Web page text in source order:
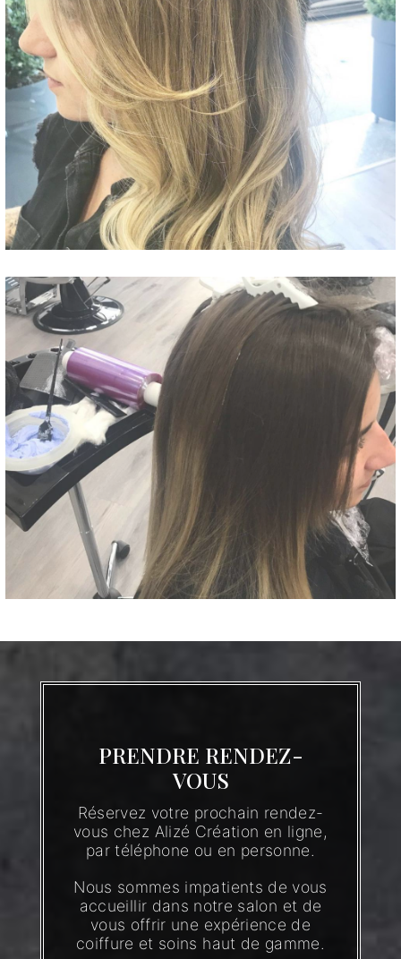
PRENDRE RENDEZ-
VOUS
Réservez votre prochain rendez-
vous chez Alizé Création en ligne,
par téléphone ou en personne.
Nous sommes impatients de vous
accueillir dans notre salon et de
vous offrir une expérience de
coiffure et soins haut de gamme.